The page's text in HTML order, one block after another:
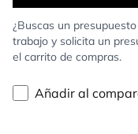
¿Buscas un
trabajo y solicita un
el carrito de compras.
Añadir al